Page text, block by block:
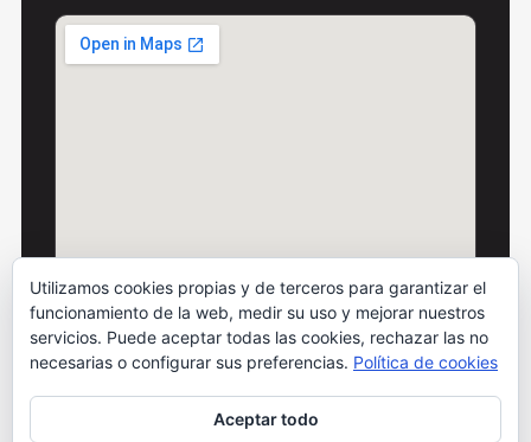
© 2026 Motos Carbó · Todos los derechos
Utilizamos cookies propias y de terceros para garantizar el
funcionamiento de la web, medir su uso y mejorar nuestros
servicios. Puede aceptar todas las cookies, rechazar las no
necesarias o configurar sus preferencias. Política de cookies
Aceptar todo